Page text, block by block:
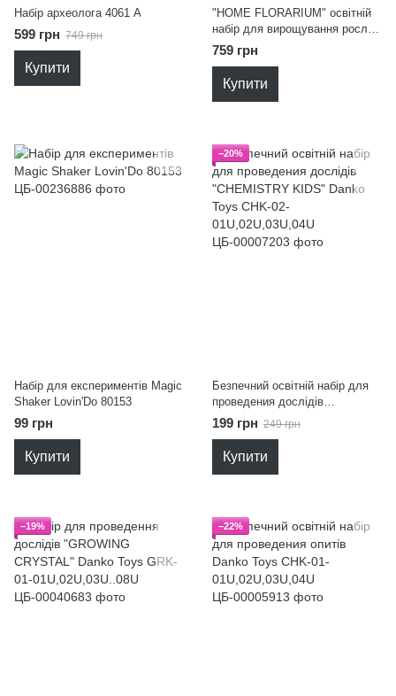
Набір археолога 4061 A
599 грн 749 грн
Купити
"HOME FLORARIUM" освітній
набір для вирощування рослин
Danko Toys HFL-01-01U
759 грн
Купити
Набір для експериментів Magic
Shaker Lovin'Do 80153
99 грн
Купити
−20%
Безпечний освітній набір для
проведения дослідів
"CHEMISTRY KIDS" Danko
Toys CHK-02-01U,02U,03U,04U
199 грн 249 грн
Купити
−19% −22%